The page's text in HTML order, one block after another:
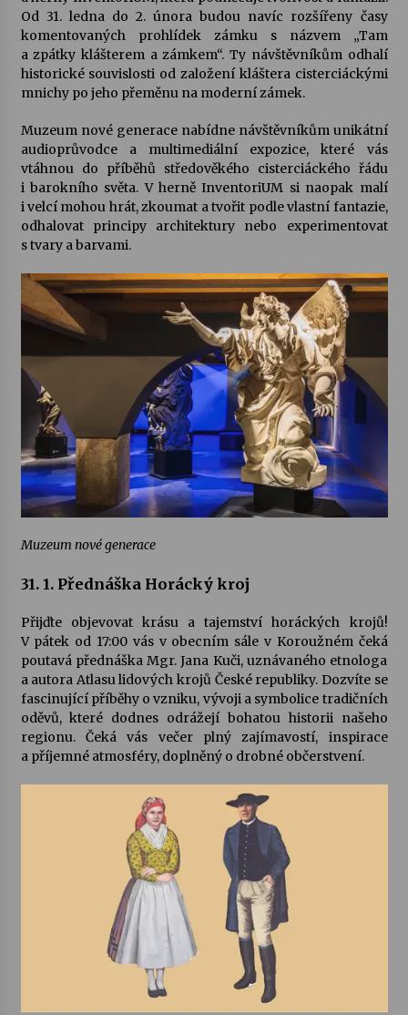
14. 7. 2026
Za kulturou kousek za Humpolec. V Želivě ožije
odkaz Josefa Čapka
Varhanní recitál Michala Novenka v Klášteře
Želiv
3. 7. 2026
Petr Adamec – Malovaný svět
Od 31. ledna do 2. února budou navíc rozšířeny časy
komentovaných prohlídek zámku s názvem „Tam
a zpátky klášterem a zámkem“. Ty návštěvníkům odhalí
historické souvislosti od založení kláštera cisterciáckými
mnichy po jeho přeměnu na moderní zámek.
Muzeum nové generace nabídne návštěvníkům unikátní
audioprůvodce a multimediální expozice, které vás
vtáhnou do příběhů středověkého cisterciáckého řádu
i barokního světa. V herně InventoriUM si naopak malí
i velcí mohou hrát, zkoumat a tvořit podle vlastní fantazie,
odhalovat principy architektury nebo experimentovat
s tvary a barvami.
Muzeum nové generace
31. 1. Přednáška Horácký kroj
Přijďte objevovat krásu a tajemství horáckých krojů!
V pátek od 17:00 vás v obecním sále v Koroužném čeká
poutavá přednáška Mgr. Jana Kuči, uznávaného etnologa
a autora Atlasu lidových krojů České republiky. Dozvíte se
fascinující příběhy o vzniku, vývoji a symbolice tradičních
oděvů, které dodnes odrážejí bohatou historii našeho
regionu. Čeká vás večer plný zajímavostí, inspirace
a příjemné atmosféry, doplněný o drobné občerstvení.